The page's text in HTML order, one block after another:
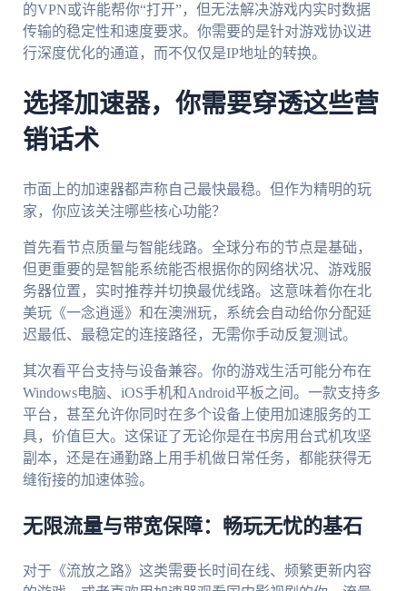
的VPN或许能帮你“打开”，但无法解决游戏内实时数据
传输的稳定性和速度要求。你需要的是针对游戏协议进
行深度优化的通道，而不仅仅是IP地址的转换。
选择加速器，你需要穿透这些营
销话术
市面上的加速器都声称自己最快最稳。但作为精明的玩
家，你应该关注哪些核心功能？
首先看节点质量与智能线路。全球分布的节点是基础，
但更重要的是智能系统能否根据你的网络状况、游戏服
务器位置，实时推荐并切换最优线路。这意味着你在北
美玩《一念逍遥》和在澳洲玩，系统会自动给你分配延
迟最低、最稳定的连接路径，无需你手动反复测试。
其次看平台支持与设备兼容。你的游戏生活可能分布在
Windows电脑、iOS手机和Android平板之间。一款支持多
平台，甚至允许你同时在多个设备上使用加速服务的工
具，价值巨大。这保证了无论你是在书房用台式机攻坚
副本，还是在通勤路上用手机做日常任务，都能获得无
缝衔接的加速体验。
无限流量与带宽保障：畅玩无忧的基石
对于《流放之路》这类需要长时间在线、频繁更新内容